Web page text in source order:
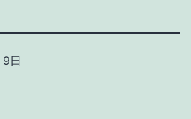
日